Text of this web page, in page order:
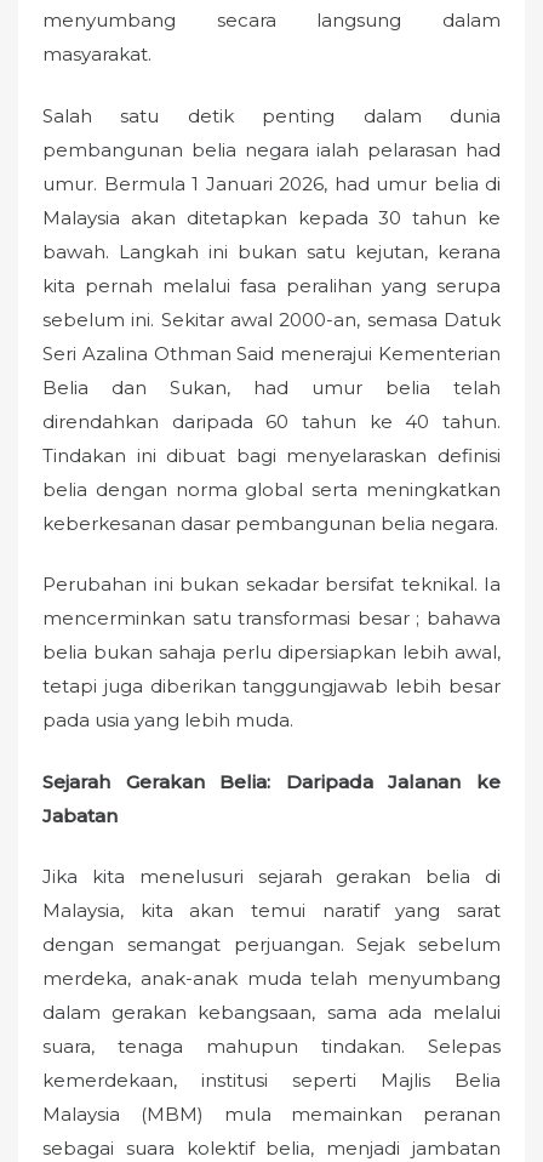
menyumbang secara langsung dalam
masyarakat.
Salah satu detik penting dalam dunia
pembangunan belia negara ialah pelarasan had
umur. Bermula 1 Januari 2026, had umur belia di
Malaysia akan ditetapkan kepada 30 tahun ke
bawah. Langkah ini bukan satu kejutan, kerana
kita pernah melalui fasa peralihan yang serupa
sebelum ini. Sekitar awal 2000-an, semasa Datuk
Seri Azalina Othman Said menerajui Kementerian
Belia dan Sukan, had umur belia telah
direndahkan daripada 60 tahun ke 40 tahun.
Tindakan ini dibuat bagi menyelaraskan definisi
belia dengan norma global serta meningkatkan
keberkesanan dasar pembangunan belia negara.
Perubahan ini bukan sekadar bersifat teknikal. Ia
mencerminkan satu transformasi besar ; bahawa
belia bukan sahaja perlu dipersiapkan lebih awal,
tetapi juga diberikan tanggungjawab lebih besar
pada usia yang lebih muda.
Sejarah Gerakan Belia: Daripada Jalanan ke
Jabatan
Jika kita menelusuri sejarah gerakan belia di
Malaysia, kita akan temui naratif yang sarat
dengan semangat perjuangan. Sejak sebelum
merdeka, anak-anak muda telah menyumbang
dalam gerakan kebangsaan, sama ada melalui
suara, tenaga mahupun tindakan. Selepas
kemerdekaan, institusi seperti Majlis Belia
Malaysia (MBM) mula memainkan peranan
sebagai suara kolektif belia, menjadi jambatan